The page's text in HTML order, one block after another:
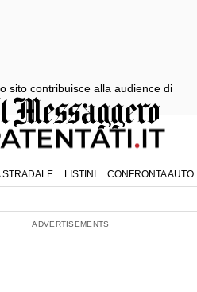
STRADALE LISTINI CONFRONTA AUTO
sito contribuisce alla audience di